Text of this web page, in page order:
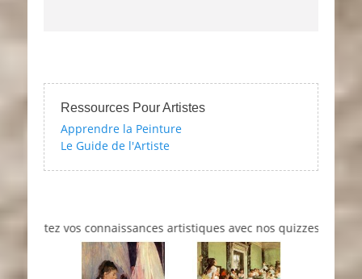
Ressources Pour Artistes
Apprendre la Peinture
Le Guide de l'Artiste
vos connaissances artistiques avec nos quizzes sur